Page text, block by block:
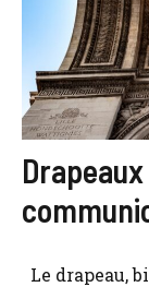
Le drapeau,